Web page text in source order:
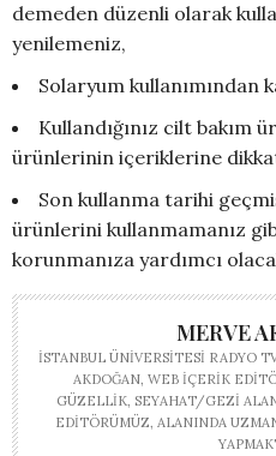
demeden düzenli olarak
yenilemeniz,
Solaryum kullanımından
Kullandığınız cilt bakım
ürünlerinin içeriklerine
Son kullanma tarihi
ürünlerini kullanmamanız
korunmanıza yardımcı
MERVE
İSTANBUL ÜNIVERSITESI RADYO
AKDOĞAN, WEB IÇERIK
GÜZELLIK, SEYAHAT/GEZI
EDITÖRÜMÜZ, ALANINDA